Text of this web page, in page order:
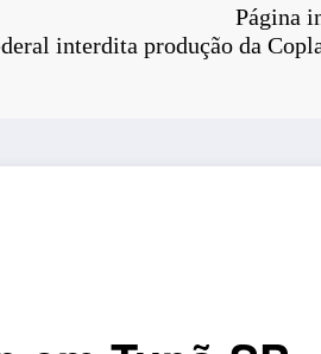
Página
interdita produção da